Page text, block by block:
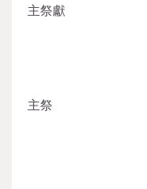
主祭獻
主祭